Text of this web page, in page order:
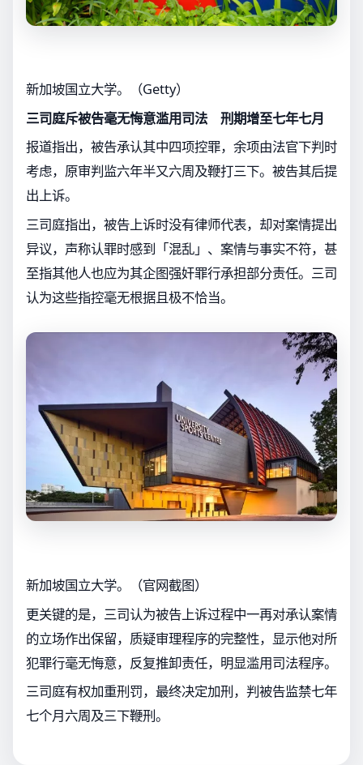
新加坡国立大学。（Getty）
三司庭斥被告毫无悔意滥用司法 刑期增至七年七月
报道指出，被告承认其中四项控罪，余项由法官下判时
考虑，原审判监六年半又六周及鞭打三下。被告其后提
出上诉。
三司庭指出，被告上诉时没有律师代表，却对案情提出
异议，声称认罪时感到「混乱」、案情与事实不符，甚
至指其他人也应为其企图强奸罪行承担部分责任。三司
认为这些指控毫无根据且极不恰当。
新加坡国立大学。（官网截图）
更关键的是，三司认为被告上诉过程中一再对承认案情
的立场作出保留，质疑审理程序的完整性，显示他对所
犯罪行毫无悔意，反复推卸责任，明显滥用司法程序。
三司庭有权加重刑罚，最终决定加刑，判被告监禁七年
七个月六周及三下鞭刑。